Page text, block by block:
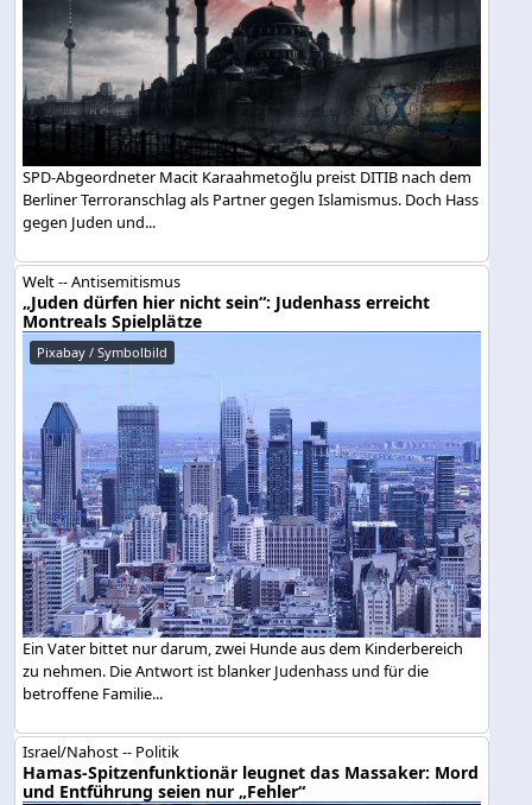
SPD-Abgeordneter Macit Karaahmetoğlu preist DITIB nach dem
Berliner Terroranschlag als Partner gegen Islamismus. Doch Hass
gegen Juden und...
Welt -- Antisemitismus
„Juden dürfen hier nicht sein“: Judenhass erreicht
Montreals Spielplätze
Pixabay / Symbolbild
Ein Vater bittet nur darum, zwei Hunde aus dem Kinderbereich
zu nehmen. Die Antwort ist blanker Judenhass und für die
betroffene Familie...
Israel/Nahost -- Politik
Hamas-Spitzenfunktionär leugnet das Massaker: Mord
und Entführung seien nur „Fehler“